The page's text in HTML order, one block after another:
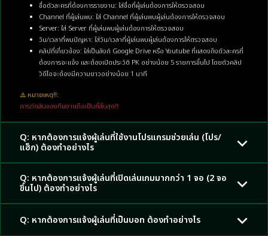
ชื่อตัวละครที่ต้องการรายงาน: ใส่ชื่อที่ผู้เล่นต้องการให้ตรวจสอบ
Channel ที่ผู้เล่นพบ: ใส่ Channel ที่ผู้เล่นพบผู้เล่นต้องการให้ตรวจสอบ
Server: ใส่ Server ที่ผู้เล่นพบผู้เล่นต้องการให้ตรวจสอบ
วัน/เวลาที่พบปัญหา: ใส่วัน/เวลาที่ผู้เล่นพบผู้เล่นต้องการให้ตรวจสอบ
คลิปที่เกี่ยวข้อง: ใส่เป็นลิงก์ Google Drive หรือ Youtube ที่แสดงถึงตัวละครที่
ต้องการจะแจ้ง และต้องเปิดประวัติ PK อย่างน้อย 5 รายการขึ้นไป โดยตัวคลิป
วิดีโอจะต้องมีความยาวอย่างน้อย 1 นาที
⚠️ หมายเหตุ!!:
การตัดสินของทีมงานถือเป็นที่สิ้นสุด!!
Q: หากต้องการแจ้งผู้เล่นที่ใช้งานโปรแกรมช่วยเล่น (โปร/
แฮ็ก) ต้องทำอย่างไร
Q: หากต้องการแจ้งผู้เล่นที่เปิดเล่นเกมมากกว่า 1 จอ (2 จอ
ขึ้นไป) ต้องทำอย่างไร
Q: หากต้องการแจ้งผู้เล่นที่เป็นบอท ต้องทำอย่างไร